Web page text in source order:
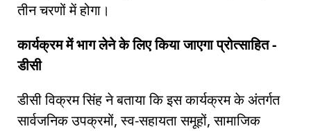
तीन चरणों में होगा।
कार्यक्रम में भाग लेने के लिए किया जाएगा प्रोत्साहित -
डीसी
डीसी विक्रम सिंह ने बताया कि इस कार्यक्रम के अंतर्गत
सार्वजनिक उपक्रमों, स्व-सहायता समूहों, सामाजिक